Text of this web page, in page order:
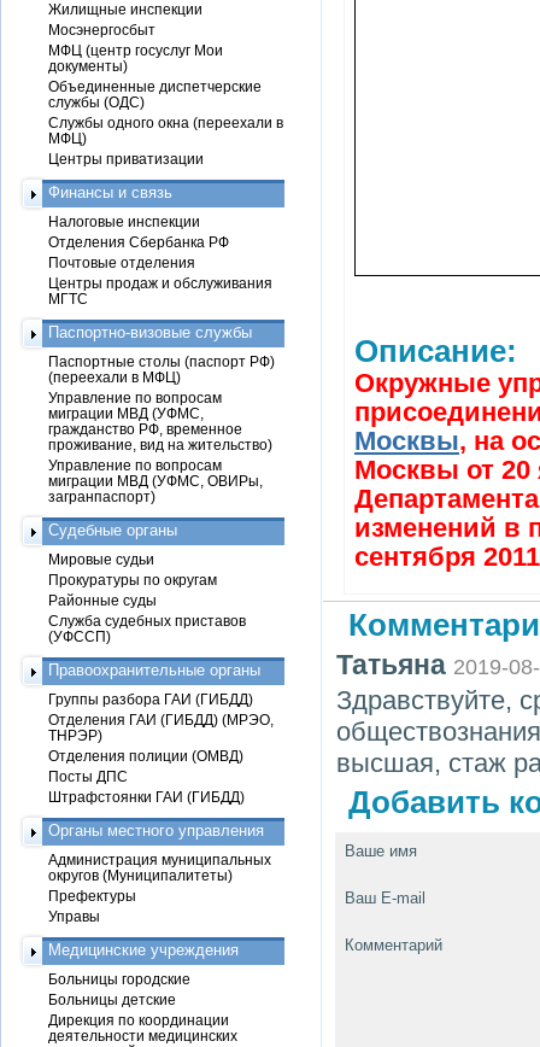
Описание:
Окружные
Москвы, на
Москвы от 20
изменений в
сентября
Татьяна 2019-
Здравствуйте,
высшая, стаж
Добавить
Ваше имя
Ваш E-mail
Комментарий
Жилищные инспекции
Мосэнергосбыт
МФЦ (центр госуслуг Мои
документы)
Объединенные диспетчерские
службы (ОДС)
Службы одного окна (переехали в
МФЦ)
Центры приватизации
Финансы и связь
Налоговые инспекции
Отделения Сбербанка РФ
Почтовые отделения
Центры продаж и обслуживания
МГТС
Паспортно-визовые службы
Паспортные столы (паспорт РФ)
(переехали в МФЦ)
Управление по вопросам
миграции МВД (УФМС,
гражданство РФ, временное
проживание, вид на жительство)
Управление по вопросам
миграции МВД (УФМС, ОВИРы,
загранпаспорт)
Судебные органы
Мировые судьи
Прокуратуры по округам
Районные суды
Служба судебных приставов
(УФССП)
Правоохранительные органы
Группы разбора ГАИ (ГИБДД)
Отделения ГАИ (ГИБДД) (МРЭО,
ТНРЭР)
Отделения полиции (ОМВД)
Посты ДПС
Штрафстоянки ГАИ (ГИБДД)
Органы местного управления
Администрация муниципальных
округов (Муниципалитеты)
Префектуры
Управы
Медицинские учреждения
Больницы городские
Больницы детские
Дирекция по координации
деятельности медицинских